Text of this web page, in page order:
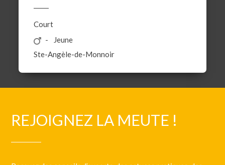
Court
Jeune
Ste-Angèle-de-Monnoir
REJOIGNEZ LA MEUTE !